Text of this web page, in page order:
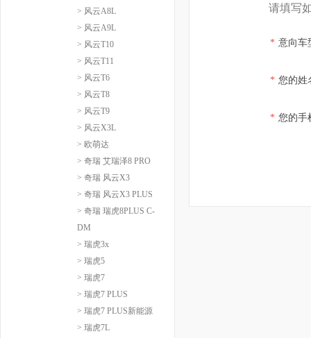
> 风云A8L
> 风云A9L
> 风云T10
> 风云T11
> 风云T6
> 风云T8
> 风云T9
> 风云X3L
> 欧萌达
> 奇瑞 艾瑞泽8 PRO
> 奇瑞 风云X3
> 奇瑞 风云X3 PLUS
> 奇瑞 瑞虎8PLUS C-
DM
> 瑞虎3x
> 瑞虎5
> 瑞虎7
> 瑞虎7 PLUS
> 瑞虎7 PLUS新能源
> 瑞虎7L
请填写
* 意向车
* 您的姓
* 您的手